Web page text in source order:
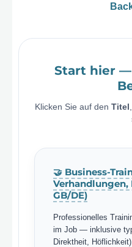
Start hier —
Klicken Sie auf den Titel
🤝 Business-
GB/DE)
Professionelles
im Job — inklusive
Direktheit,